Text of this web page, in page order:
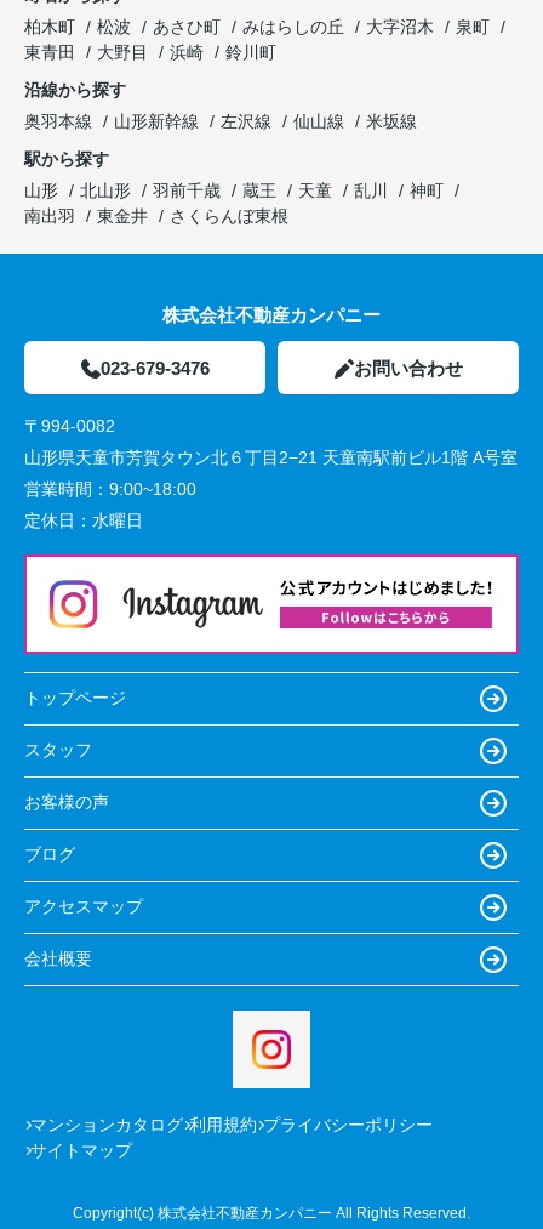
柏木町
松波 あさひ町 みはらしの丘 大字沼木
泉町
東青田
大野目 浜崎
鈴川町
沿線から探す
奥羽本線
山形新幹線 左沢線 仙山線
米坂線
駅から探す
山形
北山形 羽前千歳 蔵王 天童 乱川
神町
南出羽
東金井 さくらんぼ東根
株式会社不動産カンパニー
023-679-3476 お問い合わせ
〒994-0082
山形県天童市芳賀タウン北６丁目2−21 天童南駅前ビル1階 A号室
営業時間： 9:00~18:00
定休日： 水曜日
トップページ
スタッフ
お客様の声
ブログ
アクセスマップ
会社概要
マンションカタログ 利用規約 プライバシーポリシー
サイトマップ
Copyright(c) 株式会社不動産カンパニー All Rights Reserved.